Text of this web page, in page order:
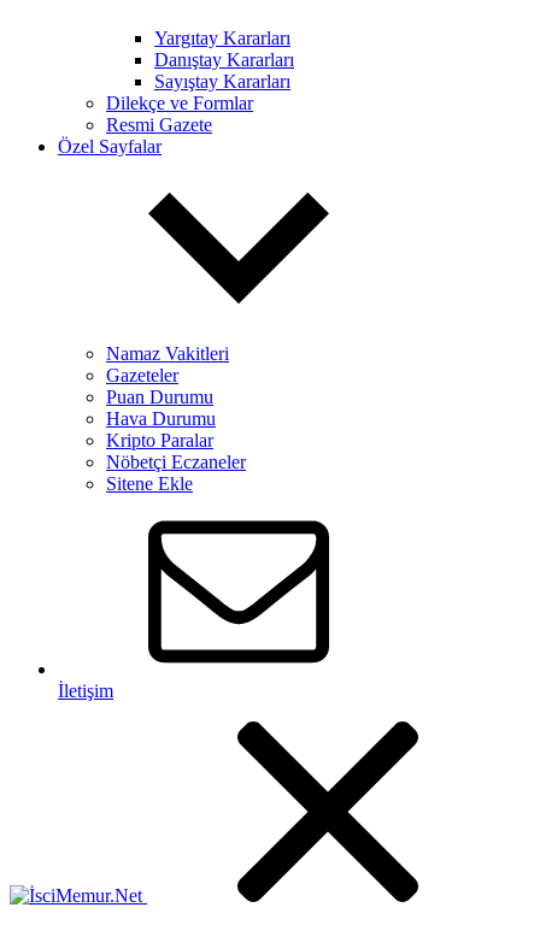
Yargıtay Kararları
Danıştay Kararları
Sayıştay Kararları
Dilekçe ve Formlar
Resmi Gazete
Özel Sayfalar
Namaz Vakitleri
Gazeteler
Puan Durumu
Hava Durumu
Kripto Paralar
Nöbetçi Eczaneler
Sitene Ekle
İletişim